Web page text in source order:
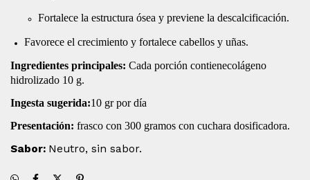
Fortalece la estructura ósea y previene la descalcificación.
Favorece el crecimiento y fortalece cabellos y uñas.
Ingredientes principales: Cada porción contienecolágeno
hidrolizado 10 g.
Ingesta sugerida:10 gr por día
Presentación: frasco con 300 gramos con cuchara dosificadora.
Sabor: Neutro, sin sabor.